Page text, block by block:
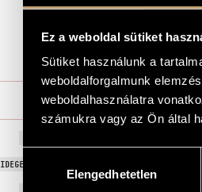
Ez a weboldal sütiket
Sütiket használunk a
weboldalforgalmunk
weboldalhasználatra
számukra vagy az Ön által
kiválasztásaElengedhetetlen
A MŰ CÍME
ZENESZERZŐ Tallér Zsófia
IDEGEN NYELVŰ / ANGOL CÍM